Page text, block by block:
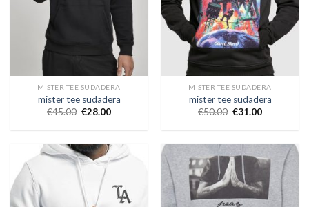
MISTER TEE SUDADERA
mister tee sudadera
€45.00 €28.00
MISTER TEE SUDADERA
mister tee sudadera
€50.00 €31.00